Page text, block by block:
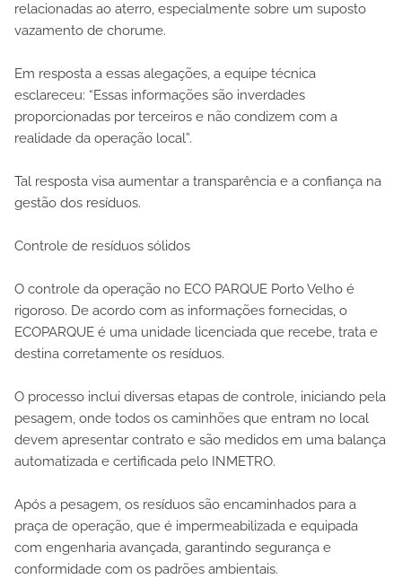
relacionadas ao aterro, especialmente sobre um suposto
vazamento de chorume.
Em resposta a essas alegações, a equipe técnica
esclareceu: “Essas informações são inverdades
proporcionadas por terceiros e não condizem com a
realidade da operação local”.
Tal resposta visa aumentar a transparência e a confiança na
gestão dos resíduos.
Controle de resíduos sólidos
O controle da operação no ECO PARQUE Porto Velho é
rigoroso. De acordo com as informações fornecidas, o
ECOPARQUE é uma unidade licenciada que recebe, trata e
destina corretamente os resíduos.
O processo inclui diversas etapas de controle, iniciando pela
pesagem, onde todos os caminhões que entram no local
devem apresentar contrato e são medidos em uma balança
automatizada e certificada pelo INMETRO.
Após a pesagem, os resíduos são encaminhados para a
praça de operação, que é impermeabilizada e equipada
com engenharia avançada, garantindo segurança e
conformidade com os padrões ambientais.